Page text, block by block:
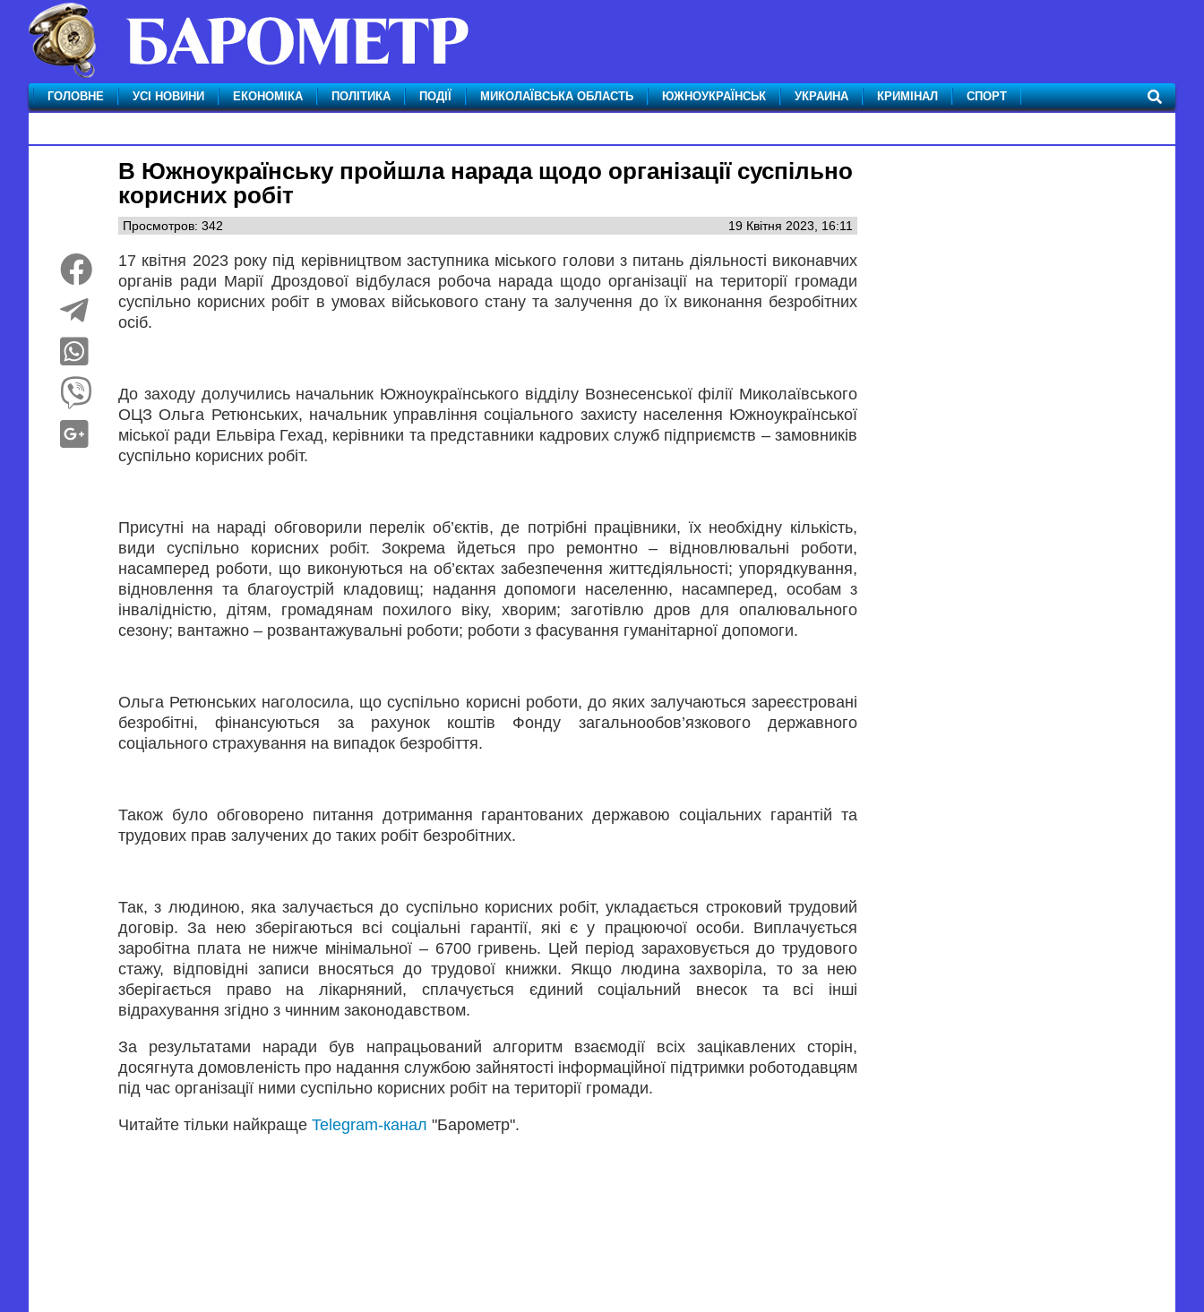
ГОЛОВНЕ УСІ НОВИНИ ЕКОНОМІКА ПОЛІТИКА ПОДІЇ МИКОЛАЇВСЬКА ОБЛАСТЬ ЮЖНОУКРАЇНСЬК УКРАИНА КРИМІНАЛ СПОРТ
В Южноукраїнську пройшла нарада щодо організації суспільно
корисних робіт
Просмотров: 342 19 Квітня 2023, 16:11
17 квітня 2023 року під керівництвом заступника міського голови з питань діяльності виконавчих
органів ради Марії Дроздової відбулася робоча нарада щодо організації на території громади
суспільно корисних робіт в умовах військового стану та залучення до їх виконання безробітних
осіб.
До заходу долучились начальник Южноукраїнського відділу Вознесенської філії Миколаївського
ОЦЗ Ольга Ретюнських, начальник управління соціального захисту населення Южноукраїнської
міської ради Ельвіра Гехад, керівники та представники кадрових служб підприємств – замовників
суспільно корисних робіт.
Присутні на нараді обговорили перелік об’єктів, де потрібні працівники, їх необхідну кількість,
види суспільно корисних робіт. Зокрема йдеться про ремонтно – відновлювальні роботи,
насамперед роботи, що виконуються на об’єктах забезпечення життєдіяльності; упорядкування,
відновлення та благоустрій кладовищ; надання допомоги населенню, насамперед, особам з
інвалідністю, дітям, громадянам похилого віку, хворим; заготівлю дров для опалювального
сезону; вантажно – розвантажувальні роботи; роботи з фасування гуманітарної допомоги.
Ольга Ретюнських наголосила, що суспільно корисні роботи, до яких залучаються зареєстровані
безробітні, фінансуються за рахунок коштів Фонду загальнообов’язкового державного
соціального страхування на випадок безробіття.
Також було обговорено питання дотримання гарантованих державою соціальних гарантій та
трудових прав залучених до таких робіт безробітних.
Так, з людиною, яка залучається до суспільно корисних робіт, укладається строковий трудовий
договір. За нею зберігаються всі соціальні гарантії, які є у працюючої особи. Виплачується
заробітна плата не нижче мінімальної – 6700 гривень. Цей період зараховується до трудового
стажу, відповідні записи вносяться до трудової книжки. Якщо людина захворіла, то за нею
зберігається право на лікарняний, сплачується єдиний соціальний внесок та всі інші
відрахування згідно з чинним законодавством.
За результатами наради був напрацьований алгоритм взаємодії всіх зацікавлених сторін,
досягнута домовленість про надання службою зайнятості інформаційної підтримки роботодавцям
під час організації ними суспільно корисних робіт на території громади.
Читайте тільки найкраще Telegram-канал "Барометр".